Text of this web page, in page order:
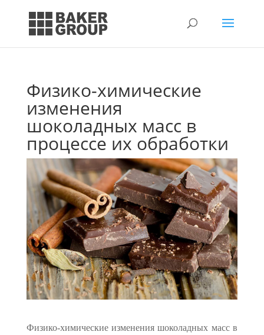
Физико-химические
изменения
шоколадных масс в
процессе их обработки
Физико-химические изменения шоколадных масс в